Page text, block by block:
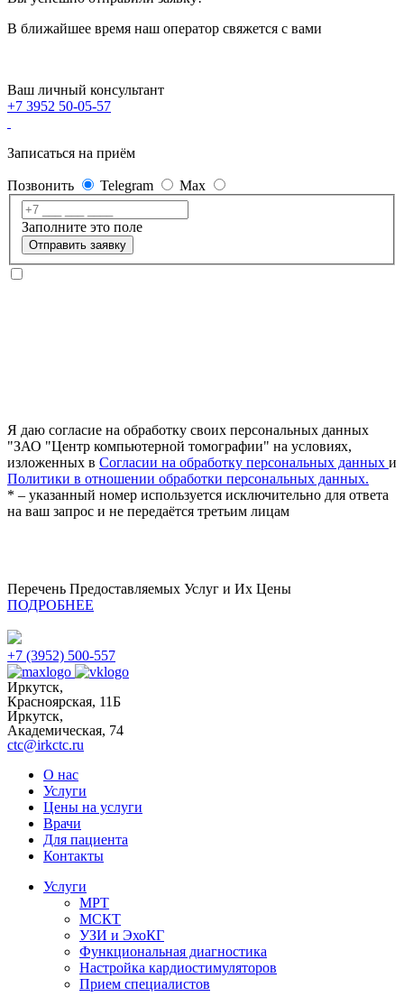
В ближайшее время наш оператор свяжется с вами
Ваш личный консультант
+7 3952 50-05-57
Записаться на приём
Позвонить Telegram Max
Заполните это поле
Отправить заявку
Я даю согласие на обработку своих персональных данных
"ЗАО "Центр компьютерной томографии" на условиях,
изложенных в Согласии на обработку персональных данных и
Политики в отношении обработки персональных данных.
* – указанный номер используется исключительно для ответа
на ваш запрос и не передаётся третьим лицам
Перечень Предоставляемых Услуг и Их Цены
ПОДРОБНЕЕ
+7 (3952) 500-557
Иркутск,
Красноярская, 11Б
Иркутск,
Академическая, 74
ctc@irkctc.ru
О нас
Услуги
Цены на услуги
Врачи
Для пациента
Контакты
Услуги
МРТ
МСКТ
УЗИ и ЭхоКГ
Функциональная диагностика
Настройка кардиостимуляторов
Прием специалистов